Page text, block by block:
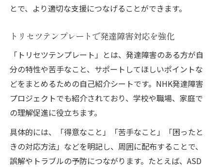
とで、より適切な支援につなげることができます。
トリセツテンプレートで発達障害対応を強化
「トリセツテンプレート」とは、発達障害のある方が自
分の特性や苦手なこと、サポートしてほしいポイントな
どをまとめるための自己紹介シートです。NHK発達障害
プロジェクトでも紹介されており、学校や職場、家庭で
の理解促進に役立ちます。
具体的には、「得意なこと」「苦手なこと」「困ったと
きの対応方法」などを明記し、周囲に配布することで、
誤解やトラブルの予防につながります。たとえば、ASD